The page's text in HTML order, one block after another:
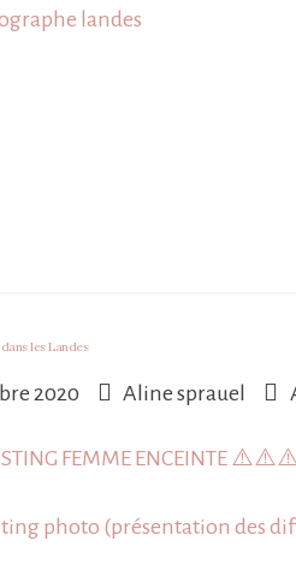
les Landes
2020 Aline sprauel
FEMME ENCEINTE ⚠️⚠️
photo (présentation des